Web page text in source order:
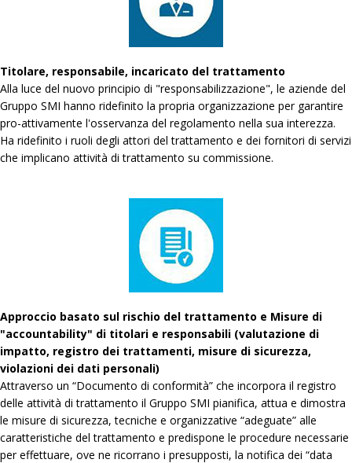
Titolare, responsabile, incaricato del trattamento
Alla luce del nuovo principio di "responsabilizzazione", le aziende del
Gruppo SMI hanno ridefinito la propria organizzazione per garantire
pro-attivamente l'osservanza del regolamento nella sua interezza.
Ha ridefinito i ruoli degli attori del trattamento e dei fornitori di servizi
che implicano attività di trattamento su commissione.
Approccio basato sul rischio del trattamento e Misure di
"accountability" di titolari e responsabili (valutazione di
impatto, registro dei trattamenti, misure di sicurezza,
violazioni dei dati personali)
Attraverso un “Documento di conformità” che incorpora il registro
delle attività di trattamento il Gruppo SMI pianifica, attua e dimostra
le misure di sicurezza, tecniche e organizzative “adeguate” alle
caratteristiche del trattamento e predispone le procedure necessarie
per effettuare, ove ne ricorrano i presupposti, la notifica dei “data